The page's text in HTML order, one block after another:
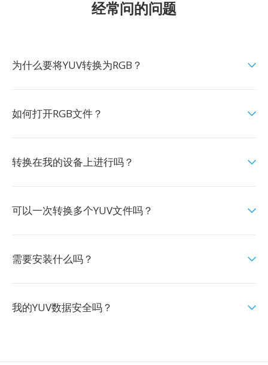
经常问的问题
为什么要将YUV转换为RGB？
如何打开RGB文件？
转换在我的设备上进行吗？
可以一次转换多个YUV文件吗？
需要安装什么吗？
我的YUV数据安全吗？